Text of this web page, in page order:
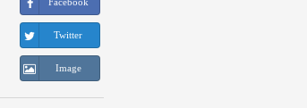
Facebook
Twitter
Image